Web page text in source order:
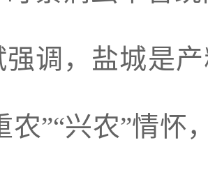
强调，盐城是
农”“兴农”情